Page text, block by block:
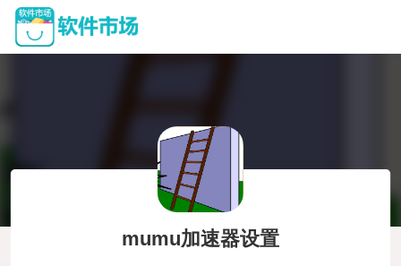
mumu加速器设置